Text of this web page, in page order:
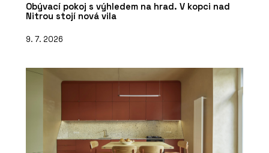
PRODUKTY
Obývací pokoj s výhledem na hrad. V kopci nad
Nitrou stojí nová vila
9. 7. 2026